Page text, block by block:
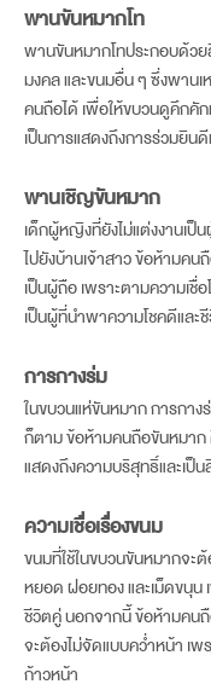
พานขันหมากโท
พานขันหมากโทประกอบด้ว
มงคล และขนมอื่น ๆ ซึ่งพาน
คนถือได้ เพื่อให้ขบวนดูคึกคั
เป็นการแสดงถึงการร่วมยิน
พานเชิญขันหมาก
เด็กผู้หญิงที่ยังไม่แต่งงานเ
ไปยังบ้านเจ้าสาว ข้อห้ามค
เป็นผู้ถือ เพราะตามความเ
เป็นผู้ที่นำพาความโชคดีและ
การกางร่ม
ในขบวนแห่ขันหมาก การกาง
ก็ตาม ข้อห้ามคนถือขันหมาก
แสดงถึงความบริสุทธิ์และเป็
ความเชื่อเรื่องขนม
ขนมที่ใช้ในขบวนขันหมากจะ
หยอด ฝอยทอง และเม็ดขนุน
ชีวิตคู่ นอกจากนี้ ข้อห้ามคน
จะต้องไม่จัดแบบคว่ำหน้า เพ
ก้าวหน้า